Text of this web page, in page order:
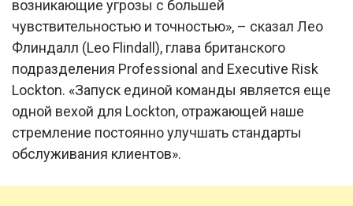
возникающие угрозы с большей
чувствительностью и точностью», – сказал Лео
Флиндалл (Leo Flindall), глава британского
подразделения Professional and Executive Risk
Lockton. «Запуск единой команды является еще
одной вехой для Lockton, отражающей наше
стремление постоянно улучшать стандарты
обслуживания клиентов».